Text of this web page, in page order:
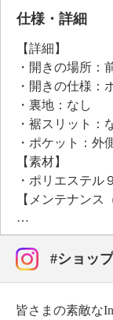
仕様・詳細
【詳細】
・開きの場所：
・開きの仕様：
・裏地：なし
・裾スリット：
・ポケット：外
【素材】
・ポリエステル
【メンテナンス
・洗濯機：可
・漂白処理：塩
・タンブル乾燥
・自然乾燥：日
・ドライクリー
#ショッ
皆さまの素敵な